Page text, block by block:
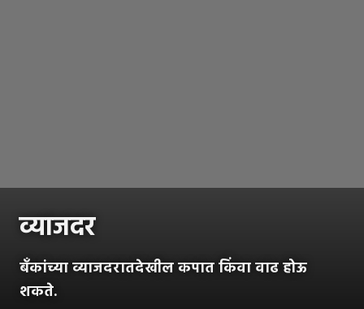
व्याजदर
बँकांच्या व्याजदरातदेखील कपात किंवा वाढ होऊ
शकते.